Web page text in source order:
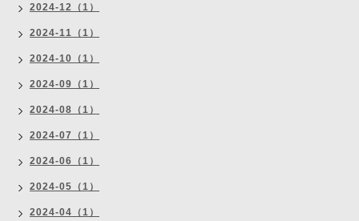
2024-12（1）
2024-11（1）
2024-10（1）
2024-09（1）
2024-08（1）
2024-07（1）
2024-06（1）
2024-05（1）
2024-04（1）